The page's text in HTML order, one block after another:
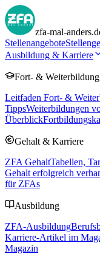
zfa-mal-
Stellenangebote
Ausbildung & Karriere
Fort- & Weiterbildung
Leitfaden Fort- &
TippsWeiterbildungen
Überblick
Gehalt & Karriere
ZFA GehaltTabellen,
Gehalt erfolgreich
für ZFAs
Ausbildung
ZFA-Ausbildung
Karriere-Artikel im
Magazin